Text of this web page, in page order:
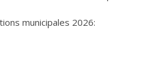
municipales 2026: